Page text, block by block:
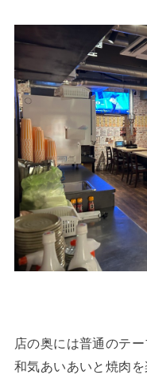
店の奥には普通のテ
和気あいあいと焼肉